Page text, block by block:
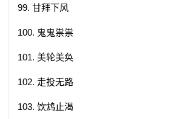
99. 甘拜下风
100. 鬼鬼祟祟
101. 美轮美奂
102. 走投无路
103. 饮鸩止渴